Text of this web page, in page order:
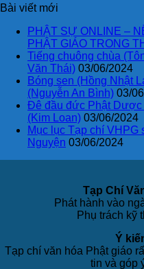
Bài viết mới
PHẬT SỰ ONLINE –
PHẬT GIÁO TRONG
Tiếng chuông chùa
Văn Thái) 03/06/2024
Bóng sen (Hồng Nhật
(Nguyễn An Bình) 03/
Đê đầu đức Phật Dược
(Kim Loan) 03/06/2024
Mục lục Tạp chí
Nguyện 03/06/2024
Tạp Chí
Phát hành vào
Phụ trách kỹ
Ý
Tạp chí văn hóa Phật giáo
tin và góp